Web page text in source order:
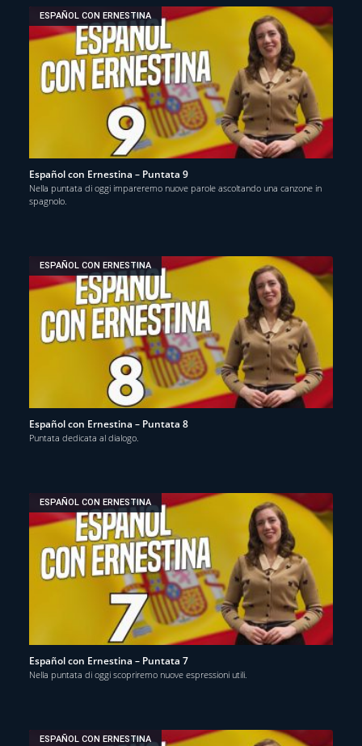
ESPAÑOL CON ERNESTINA
Español con Ernestina – Puntata 9
Nella puntata di oggi impareremo nuove parole ascoltando una canzone in
spagnolo.
ESPAÑOL CON ERNESTINA
Español con Ernestina – Puntata 8
Puntata dedicata al dialogo.
ESPAÑOL CON ERNESTINA
Español con Ernestina – Puntata 7
Nella puntata di oggi scopriremo nuove espressioni utili.
ESPAÑOL CON ERNESTINA